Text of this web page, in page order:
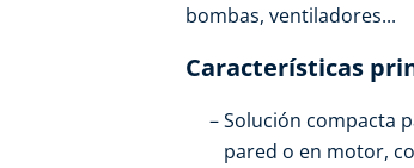
bombas, ventiladores...
Características
Solución compacta
pared o en motor,